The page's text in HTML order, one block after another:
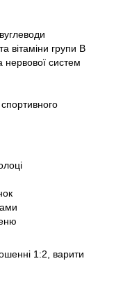
вітаміни групи B
нервової систем
1:2, варити